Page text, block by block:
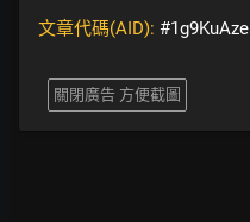
文章代碼(AID): #1g9KuAze
關閉廣告 方便截圖